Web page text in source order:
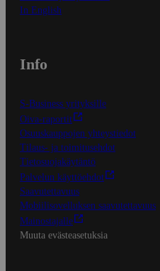
In English
Info
S-Business yrityksille
Oiva-raportit
Osuuskauppojen yhteystiedot
Tilaus- ja toimitusehdot
Tietosuojakäytäntö
Palvelun käyttöehdot
Saavutettavuus
Mobiilisovelluksen saavutettavuus
Mainostajalle
Muuta evästeasetuksia